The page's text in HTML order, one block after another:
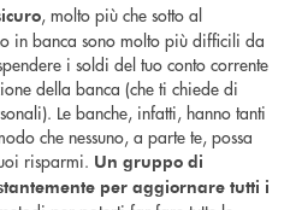
, molto più che sotto al
in banca sono molto più difficili da
i soldi del tuo conto corrente
della banca (che ti chiede di
Le banche, infatti, hanno tanti
che nessuno, a parte te, possa
risparmi. Un gruppo di
per aggiornare tutti i